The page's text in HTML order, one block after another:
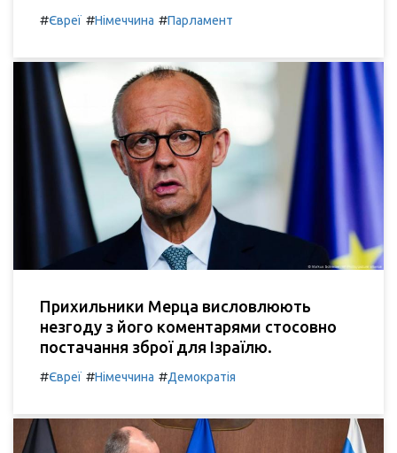
#Євреї #Німеччина #Парламент
Прихильники Мерца висловлюють
незгоду з його коментарями стосовно
постачання зброї для Ізраїлю.
#Євреї #Німеччина #Демократія